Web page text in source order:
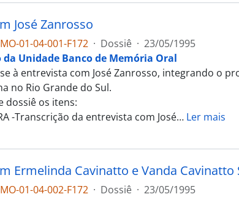
José Zanrosso
01-04-001-F172 · Dossiê · 23/05/1995
da Unidade Banco de Memória Oral
à entrevista com José Zanrosso, integrando o
no Rio Grande do Sul.
dossiê os itens:
-Transcrição da entrevista com José… Ler mais
Ermelinda Cavinatto e Vanda Cavinatto
01-04-002-F172 · Dossiê · 23/05/1995